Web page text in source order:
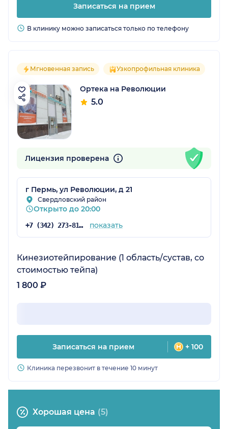
Записаться на прием
В клинику можно записаться только по телефону
Мгновенная запись Узкопрофильная клиника
Ортека на Революции
5.0
Лицензия проверена
г Пермь, ул Революции, д 21
Свердловский район
Открыто до 20:00
+7 (342) 273-81-41 показать
Кинезиотейпирование (1 область/сустав, со
стоимостью тейпа)
1 800 ₽
Записаться на прием + 100
Клиника перезвонит в течение 10 минут
Хорошая цена (5)